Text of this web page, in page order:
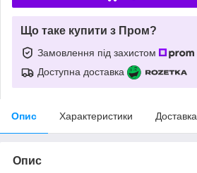
Що таке купити з Пром?
Замовлення під захистом
Доступна доставка
Опис Характеристики Доставка
Опис